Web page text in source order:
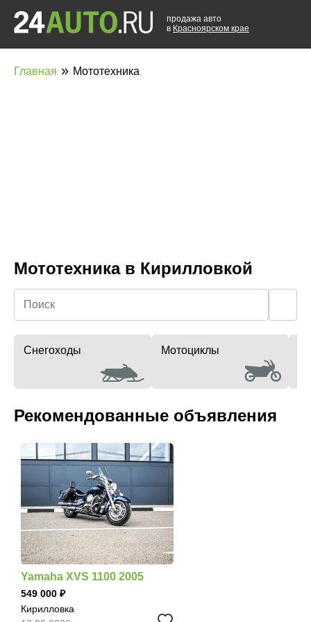
продажа авто
в Красноярском крае
Главная » Мототехника
Мототехника в Кирилловкой
Снегоходы Мотоциклы
Рекомендованные объявления
Yamaha XVS 1100 2005
549 000
Кирилловка